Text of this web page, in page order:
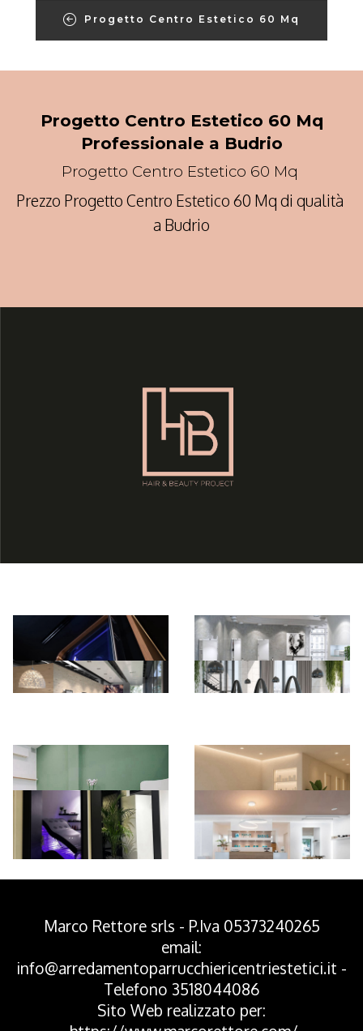
Progetto Centro Estetico 60 Mq
Progetto Centro Estetico 60 Mq
Professionale a Budrio
Progetto Centro Estetico 60 Mq
Prezzo Progetto Centro Estetico 60 Mq di qualità
a Budrio
Marco Rettore srls - P.Iva 05373240265
email:
info@arredamentoparrucchiericentriestetici.it -
Telefono 3518044086
Sito Web realizzato per: